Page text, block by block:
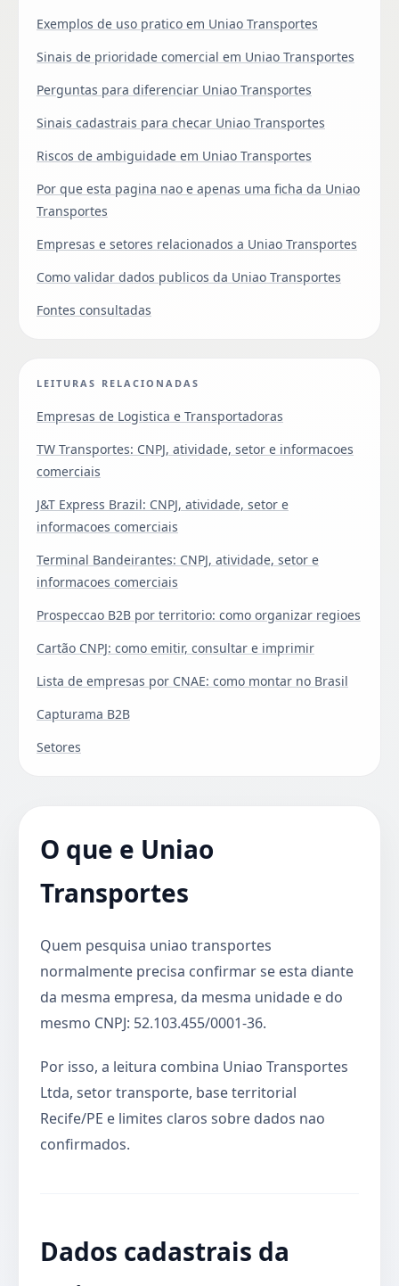
Exemplos de uso pratico em Uniao Transportes
Sinais de prioridade comercial em Uniao Transportes
Perguntas para diferenciar Uniao Transportes
Sinais cadastrais para checar Uniao Transportes
Riscos de ambiguidade em Uniao Transportes
Por que esta pagina nao e apenas uma ficha da Uniao
Transportes
Empresas e setores relacionados a Uniao Transportes
Como validar dados publicos da Uniao Transportes
Fontes consultadas
LEITURAS RELACIONADAS
Empresas de Logistica e Transportadoras
TW Transportes: CNPJ, atividade, setor e informacoes
comerciais
J&T Express Brazil: CNPJ, atividade, setor e
informacoes comerciais
Terminal Bandeirantes: CNPJ, atividade, setor e
informacoes comerciais
Prospeccao B2B por territorio: como organizar regioes
Cartão CNPJ: como emitir, consultar e imprimir
Lista de empresas por CNAE: como montar no Brasil
Capturama B2B
Setores
O que e Uniao
Transportes
Quem pesquisa uniao transportes
normalmente precisa confirmar se esta diante
da mesma empresa, da mesma unidade e do
mesmo CNPJ: 52.103.455/0001-36.
Por isso, a leitura combina Uniao Transportes
Ltda, setor transporte, base territorial
Recife/PE e limites claros sobre dados nao
confirmados.
Dados cadastrais da